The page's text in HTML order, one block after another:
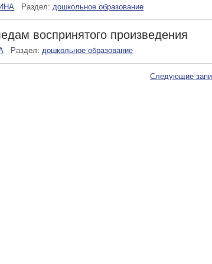
Раздел: дошкольное образование
воспринятого произведения
Раздел: дошкольное образование
Следующие